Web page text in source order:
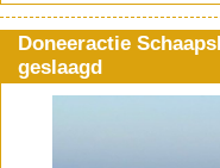
Doneeractie
geslaagd